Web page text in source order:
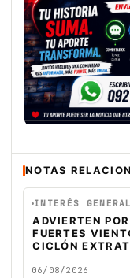
NOTAS
INTERÉS GENERAL
ADVIERTEN
FUERTES
CICLÓN
06/08/2026